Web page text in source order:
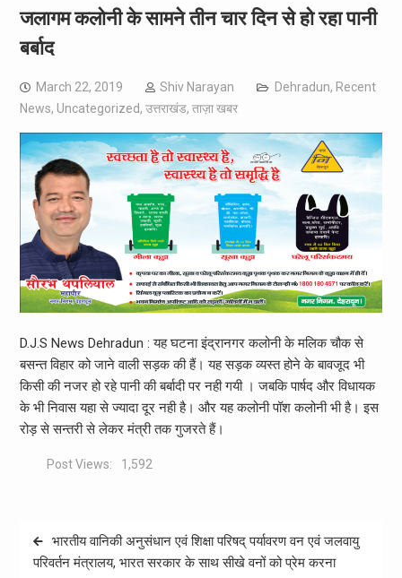
जलागम कलोनी के सामने तीन चार दिन से हो रहा पानी
बर्बाद
March 22, 2019 Shiv Narayan Dehradun, Recent
News, Uncategorized, उत्तराखंड, ताज़ा खबर
D.J.S News Dehradun : यह घटना इंद्रानगर कलोनी के मलिक चौक से
बसन्त विहार को जाने वाली सड़क की हैं। यह सड़क व्यस्त होने के बावजूद भी
किसी की नजर हो रहे पानी की बर्बादी पर नही गयी । जबकि पार्षद और विधायक
के भी निवास यहा से ज्यादा दूर नही है। और यह कलोनी पॉश कलोनी भी है। इस
रोड़ से सन्तरी से लेकर मंत्री तक गुजरते हैं।
Post Views: 1,592
Post
navigation
भारतीय वानिकी अनुसंधान एवं शिक्षा परिषद् पर्यावरण वन एवं जलवायु
परिवर्तन मंत्रालय, भारत सरकार के साथ सीखे वनों को प्रेम करना